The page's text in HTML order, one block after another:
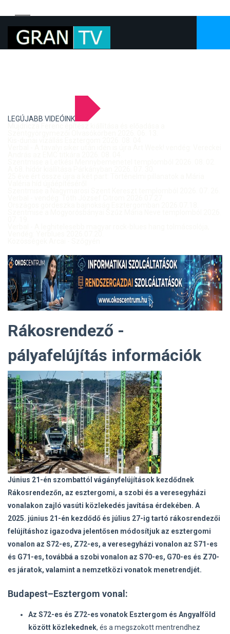
LEGÚJABB VIDEÓINK
Rákosrendező -
pályafelújítás információk
Június 21-én szombattól vágányfelújítások kezdődnek
Rákosrendezőn, az esztergomi, a szobi és a veresegyházi
vonalakon zajló vasúti közlekedés javítása érdekében. A
2025. június 21-én kezdődő és július 27-ig tartó rákosrendezői
felújításhoz igazodva jelentősen módosítjuk az esztergomi
vonalon az S72-es, Z72-es, a veresegyházi vonalon az S71-es
és G71-es, továbbá a szobi vonalon az S70-es, G70-es és Z70-
es járatok, valamint a nemzetközi vonatok menetrendjét.
Budapest–Esztergom vonal :
Az S72-es és Z72-es vonatok Esztergom és Angyalföld
között közlekednek, és a megszokott mentrendhez